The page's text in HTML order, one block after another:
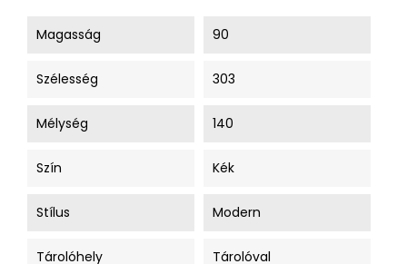
Magasság 90
Szélesség 303
Mélység 140
Szín Kék
Stílus Modern
Tárolóhely Tárolóval